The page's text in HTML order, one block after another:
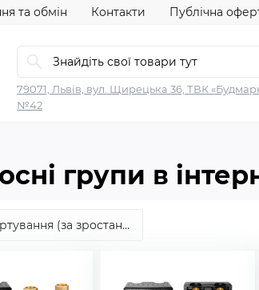
та обмін Контакти Публічна
79071, Львів, вул. Щирецька 36, ТВК
№42
групи в